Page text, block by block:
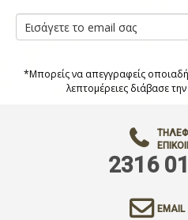
*Μπορείς να απεγγραφείς
λεπτομέρειες διάβασε την
2316
EMAIL